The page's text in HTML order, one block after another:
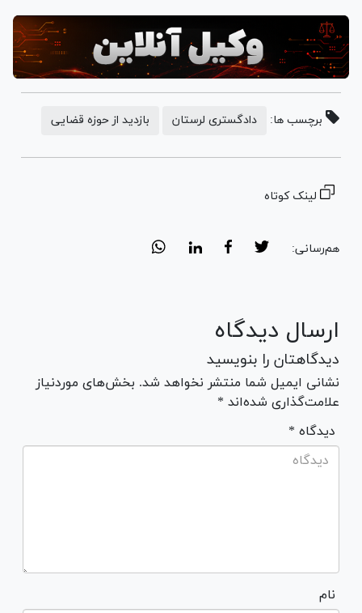
برچسب ها: دادگستری لرستان بازدید از حوزه قضایی
لینک کوتاه
هم‌رسانی:
ارسال دیدگاه
دیدگاهتان را بنویسید
نشانی ایمیل شما منتشر نخواهد شد. بخش‌های موردنیاز
علامت‌گذاری شده‌اند *
* دیدگاه
نام